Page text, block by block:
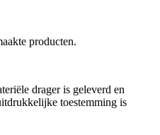
producten.
drager is geleverd en
toestemming is